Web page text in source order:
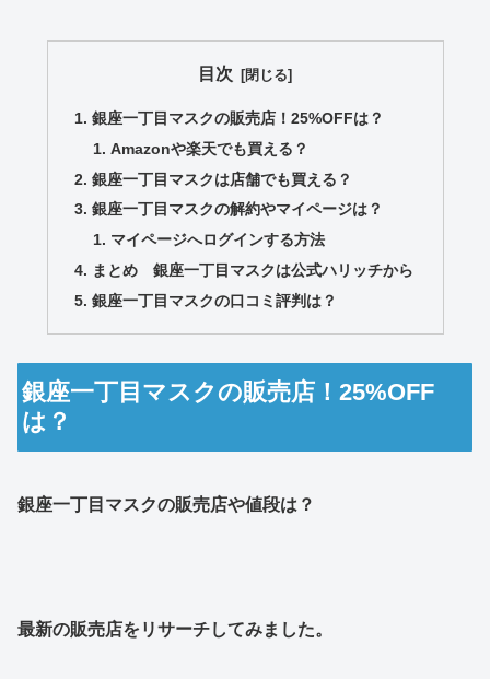
目次
銀座一丁目マスクの販売店！25%OFFは？
Amazonや楽天でも買える？
銀座一丁目マスクは店舗でも買える？
銀座一丁目マスクの解約やマイページは？
マイページへログインする方法
まとめ 銀座一丁目マスクは公式ハリッチから
銀座一丁目マスクの口コミ評判は？
銀座一丁目マスクの販売店！25%OFF
は？
銀座一丁目マスクの販売店や値段は？
最新の販売店をリサーチしてみました。